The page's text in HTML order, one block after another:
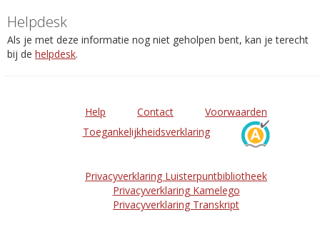
Helpdesk
Als je met deze informatie nog niet geholpen bent, kan je terecht
bij de helpdesk.
Help Contact
Voorwaarden
Toegankelijkheidsverklaring
Privacyverklaring Luisterpuntbibliotheek
Privacyverklaring Kamelego
Privacyverklaring Transkript